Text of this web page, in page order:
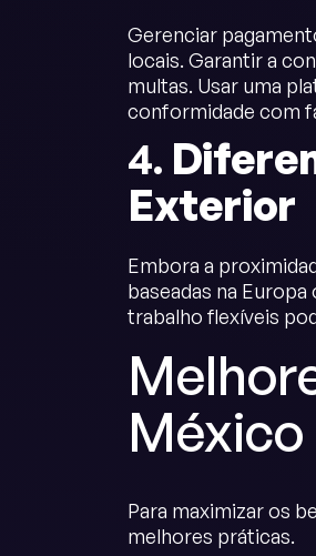
Gerenciar
locais. Garantir a
multas. Usar uma
conformidade com
4.
Exterior
Embora a
baseadas na
trabalho flexíveis
México
Para maximizar os
melhores práticas.